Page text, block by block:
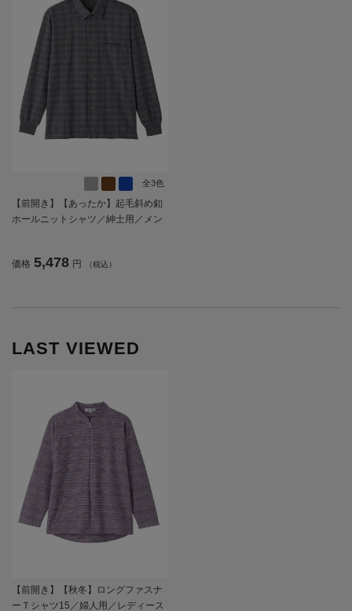
全3色
【前開き】【あったか】起毛斜め釦
ホールニットシャツ／紳士用／メン
しゃれ／お出かけ／ギフト／プレゼ
価格 5,478 円 （税込）
LAST VIEWED
【前開き】【秋冬】ロングファスナ
ーＴシャツ15／婦人用／レディース